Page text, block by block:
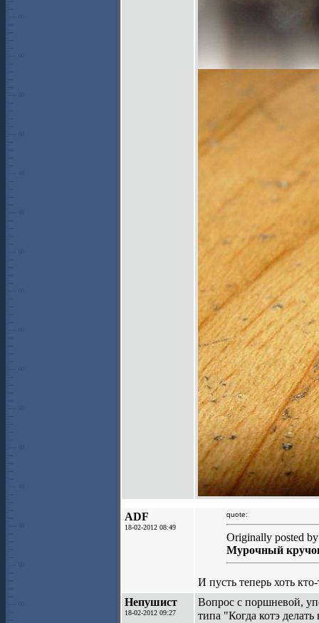
ADF
18-02-2012 08:49
quote:
Originally posted
Мурочный
И пусть теперь хоть
Непушист
18-02-2012 09:27
Вопрос с поршневой,
типа "Когда котэ